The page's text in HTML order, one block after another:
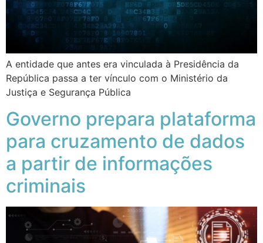
A entidade que antes era vinculada à Presidência da
República passa a ter vínculo com o Ministério da
Justiça e Segurança Pública
Governo prepara plataforma
para cruzamento de dados
a partir de informações
criminais